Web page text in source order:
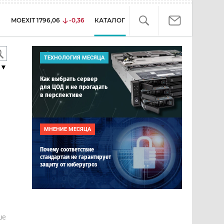
MOEXIT 1796,06 -0,36 КАТАЛОГ
▼
ТЕХНОЛОГИЯ МЕСЯЦА
Как выбрать сервер
для ЦОД и не прогадать
в перспективе
МНЕНИЕ МЕСЯЦА
Почему соответствие
стандартам не гарантирует
защиту от киберугроз